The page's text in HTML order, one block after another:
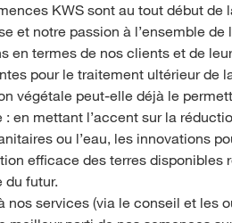
KWS sont au tout début
et notre passion à l’ensemble
en termes de nos clients et de
pour le traitement ultérieur de
végétale peut-elle déjà le
: en mettant l’accent sur la
ou l’eau, les innovations
efficace des terres
du futur.
nos services (via le conseil et les